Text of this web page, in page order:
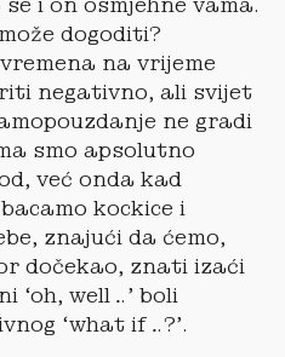
i on osmjehne vama.
dogoditi?
na vrijeme
negativno, ali svijet
ne gradi
smo apsolutno
već onda kad
kockice i
znajući da ćemo,
dočekao, znati izaći
‘oh, well…’ boli
‘what if…?’.